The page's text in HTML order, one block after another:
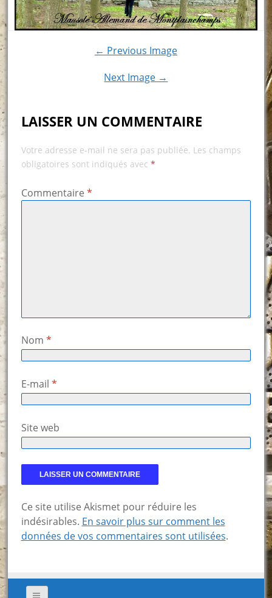
← Previous Image
Next Image →
LAISSER UN COMMENTAIRE
Votre adresse e-mail ne sera pas publiée. Les champs
obligatoires sont indiqués avec *
Commentaire *
Nom *
E-mail *
Site web
Ce site utilise Akismet pour réduire les
indésirables. En savoir plus sur comment les
données de vos commentaires sont utilisées.